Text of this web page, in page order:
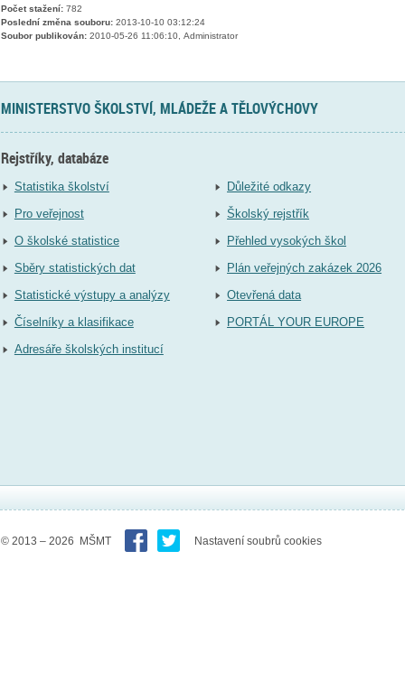
Počet stažení:782
Poslední změna souboru:2013-10-10 03:12:24
Soubor publikován:2010-05-26 11:06:10, Administrator
MINISTERSTVO ŠKOLSTVÍ, MLÁDEŽE A TĚLOVÝCHOVY
Rejstříky, databáze
Statistika školství
Pro veřejnost
O školské statistice
Sběry statistických dat
Statistické výstupy a analýzy
Číselníky a klasifikace
Adresáře školských institucí
Důležité odkazy
Školský rejstřík
Přehled vysokých škol
Plán veřejných zakázek 2026
Otevřená data
PORTÁL YOUR EUROPE
© 2013 – 2026 MŠMT Nastavení soubrů cookies